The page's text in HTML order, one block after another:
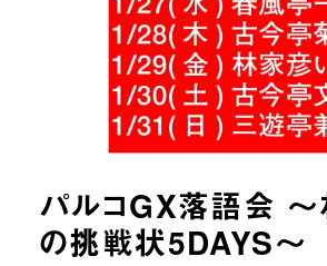
パルコGX落語会
の挑戦状5DAYS〜
URLをコピーする